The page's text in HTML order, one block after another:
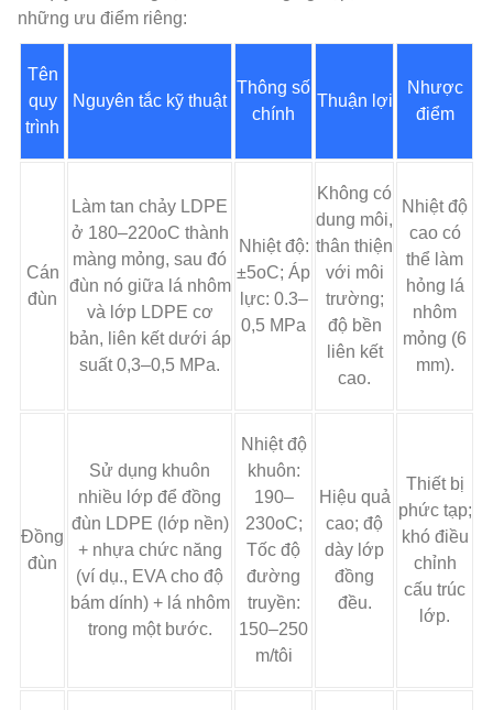
những ưu điểm riêng:
Tên
quy
trình
Nguyên tắc kỹ thuật
Thông số
chính
Thuận lợi
Nhược
điểm
Cán
đùn
Làm tan chảy LDPE
ở 180–220oC thành
màng mỏng, sau đó
đùn nó giữa lá nhôm
và lớp LDPE cơ
bản, liên kết dưới áp
suất 0,3–0,5 MPa.
Nhiệt độ:
±5oC; Áp
lực: 0.3–
0,5 MPa
Không có
dung môi,
thân thiện
với môi
trường;
độ bền
liên kết
cao.
Nhiệt độ
cao có
thể làm
hỏng lá
nhôm
mỏng (6
mm).
Đồng
đùn
Sử dụng khuôn
nhiều lớp để đồng
đùn LDPE (lớp nền)
+ nhựa chức năng
(ví dụ., EVA cho độ
bám dính) + lá nhôm
trong một bước.
Nhiệt độ
khuôn:
190–
230oC;
Tốc độ
đường
truyền:
150–250
m/tôi
Hiệu quả
cao; độ
dày lớp
đồng
đều.
Thiết bị
phức tạp;
khó điều
chỉnh
cấu trúc
lớp.